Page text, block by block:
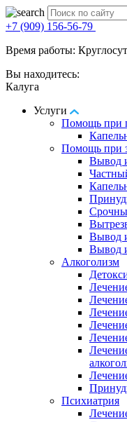
+7 (909) 156-56-79
Время работы:
Вы находитесь:
Калуга
Услуги
Помощь при
Помощь при
Вывод
Вывод
Вывод
Алкоголизм
Психиатрия